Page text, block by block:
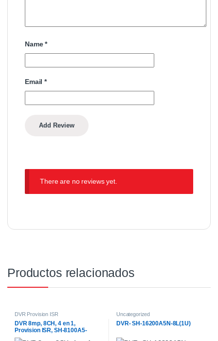
Name*
Email*
There are no reviews yet.
Productos relacionados
DVR Provision ISR
DVR 8mp, 8CH, 4 en 1,
Provision ISR, SH-8100A5-
8L(MM)
Uncategorized
DVR- SH-16200A5N-8L(1U)